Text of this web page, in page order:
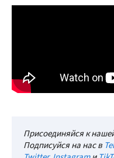
Присоединяйся к
Подписуйся на нас в